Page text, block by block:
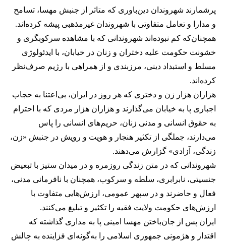
پرشمارند شهروندان دین‌باوری که متاثر از جنبش مهسا، تسامح
و مدارا و تعامل متفاوتی با شهروندان غیرمذهبی پیشه کرده‌‌اند.
همچنان‌که کم نبوده‌اند شهروندانی که با مشاهده سرکوبگری و
خشونت حکومت علیه دختران و زنان در خیابان، با ایدئولوژی
مسلط و استبداد دینی، مرزبندی و از همراهی با رژیم صرف‌نظر
کرده‌اند.
هزاران هزار زن و دختری که هر روز در ایران، بی‌اعتنا به حجاب
اجباری پا به خیابان می‌گذارند و هزاران هزار مردی که با احترام
به حقوق انسانی و مدنی زنان، حریم‌های انسانی را پاس
می‌دارند، جملگی از تکثیر هنجار و هویت و رویش در جنبش «زن،
زندگی، آزادی» گزارش می‌دهند.
شهروندانی که در متن زندگی روزمره و در میدان ستیز با تبعیض
جنسیتی، نابرابری، سلطه و سرکوب، همچنان با نافرمانی مدنی،
فعال و حاضرند و در سپهر عمومی، ارزش‌هایی متفاوت با
ارزش‌های حکومت ولایت فقیه را تکثیر و تبلیغ می‌کنند.
ایران پس از جان‌باختن مهسا امینی پا به مداری گذاشته که
اقتدار و هژمونی جمهوری اسلامی را به‌گونه‌ای فزاینده به چالش